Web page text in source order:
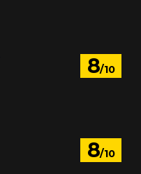
8/10
8/10